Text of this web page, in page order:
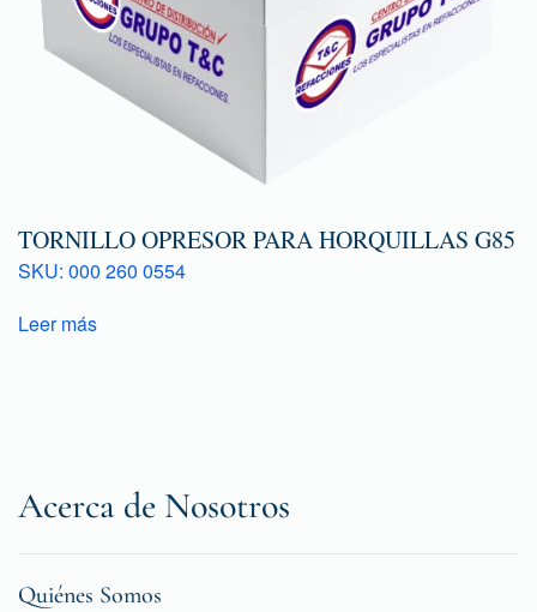
TORNILLO OPRESOR PARA HORQUILLAS G85
SKU: 000 260 0554
Leer más
Acerca de Nosotros
Quiénes Somos